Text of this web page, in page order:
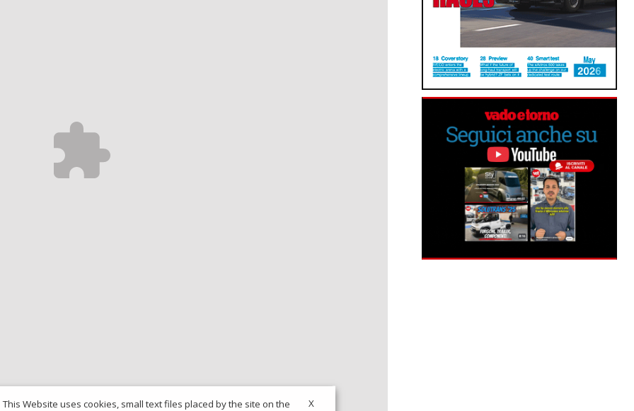
X
This Website uses cookies, small text files placed by the site on the